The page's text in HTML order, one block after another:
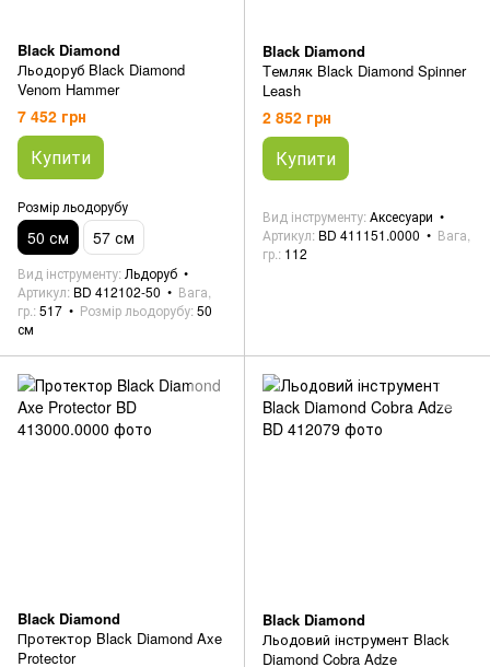
Black Diamond
Льодоруб Black Diamond
Venom Hammer
7 452 грн
Купити
Розмір льодорубу
50 см 57 см
Вид інструменту Льдоруб
Артикул BD 412102-50
Вага,
гр. 517 Розмір льодорубу 50
см
Black Diamond
Tемляк Black Diamond Spinner
Leash
2 852 грн
Купити
Вид інструменту Аксесуари
Артикул BD 411151.0000
Вага,
гр. 112
Black Diamond
Протектор Black Diamond Axe
Protector
Black Diamond
Льодовий інструмент Black
Diamond Cobra Adze